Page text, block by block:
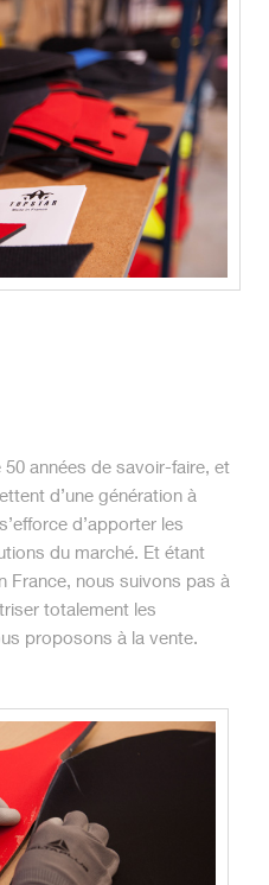
années de savoir-faire, et
d’une génération à
d’apporter les
du marché. Et étant
France, nous suivons pas à
totalement les
proposons à la vente.